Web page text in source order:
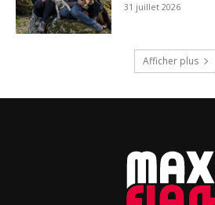
31 juillet 2026
Afficher plus